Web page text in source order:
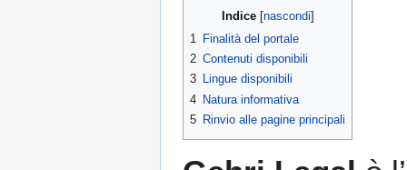
Indice
1
Finalità del portale
2 Contenuti disponibili
3 Lingue disponibili
4 Natura informativa
5 Rinvio alle pagine principali